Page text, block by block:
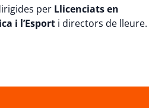
per Llicenciats en
i l’Esport i directors de lleure.